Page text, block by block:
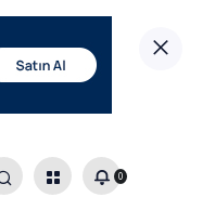
0